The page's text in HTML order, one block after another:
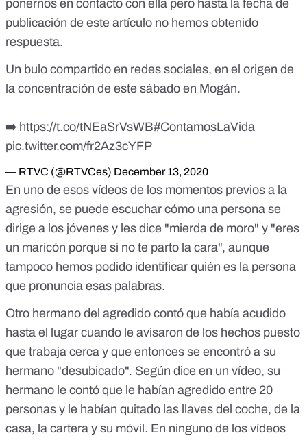
ponernos en contacto con ella pero hasta la fecha de
publicación de este artículo no hemos obtenido
respuesta.
Un bulo compartido en redes sociales, en el origen de
la concentración de este sábado en Mogán.
➡️ https://t.co/tNEaSrVsWB#ContamosLaVida
pic.twitter.com/fr2Az3cYFP
— RTVC (@RTVCes) December 13, 2020
En uno de esos vídeos de los momentos previos a la
agresión, se puede escuchar cómo una persona se
dirige a los jóvenes y les dice "mierda de moro" y "eres
un maricón porque si no te parto la cara", aunque
tampoco hemos podido identificar quién es la persona
que pronuncia esas palabras.
Otro hermano del agredido contó que había acudido
hasta el lugar cuando le avisaron de los hechos puesto
que trabaja cerca y que entonces se encontró a su
hermano "desubicado". Según dice en un vídeo, su
hermano le contó que le habían agredido entre 20
personas y le habían quitado las llaves del coche, de la
casa, la cartera y su móvil. En ninguno de los vídeos